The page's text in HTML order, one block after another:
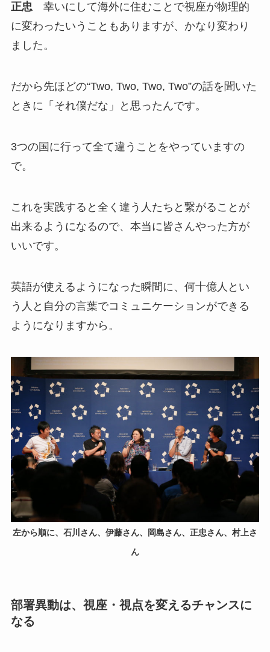
正忠幸いにして海外に住むことで視座が物理的
に変わったいうこともありますが、かなり変わり
ました。
だから先ほどの“Two, Two, Two, Two”の話を聞いた
ときに「それ僕だな」と思ったんです。
3つの国に行って全て違うことをやっていますの
で。
これを実践すると全く違う人たちと繋がることが
出来るようになるので、本当に皆さんやった方が
いいです。
英語が使えるようになった瞬間に、何十億人とい
う人と自分の言葉でコミュニケーションができる
ようになりますから。
左から順に、石川さん、伊藤さん、岡島さん、正忠さん、村上さ
ん
部署異動は、視座・視点を変えるチャンスに
なる